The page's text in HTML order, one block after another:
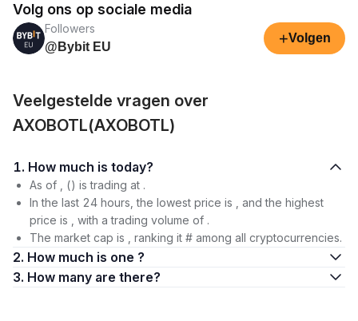
Volg ons op sociale media
Followers
@Bybit EU
+Volgen
Veelgestelde vragen over
AXOBOTL(AXOBOTL)
1. How much is today?
As of , () is trading at .
In the last 24 hours, the lowest price is , and the highest
price is , with a trading volume of .
The market cap is , ranking it # among all cryptocurrencies.
2. How much is one ?
3. How many are there?